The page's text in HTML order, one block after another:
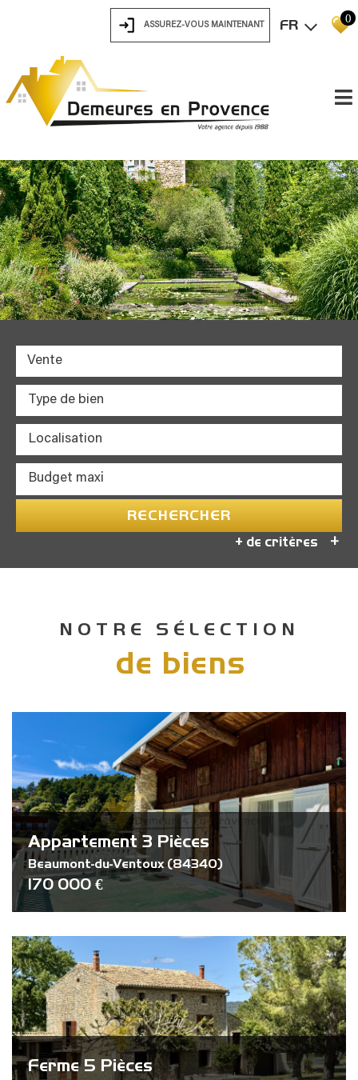
ASSUREZ-VOUS MAINTENANT FR 0
Vente
Terrasse
RECHERCHER
+ de critères +
NOTRE SÉLECTION
de biens
Appartement 3 Pièces
Beaumont-du-Ventoux (84340)
170 000 €
Ferme 5 Pièces